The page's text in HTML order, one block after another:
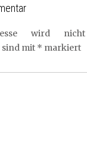
wird
mit * markiert